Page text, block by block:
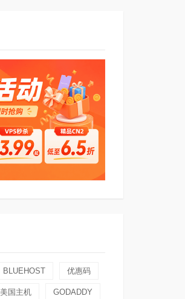
BLUEHOST 优惠码
美国主机 GODADDY